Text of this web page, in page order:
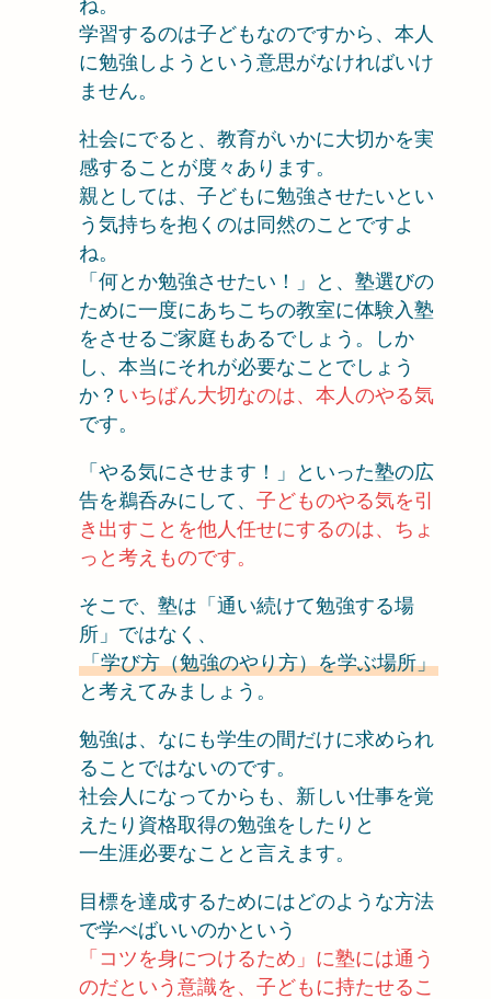
ね。
学習するのは子どもなのですから、本人
に勉強しようという意思がなければいけ
ません。
社会にでると、教育がいかに大切かを実
感することが度々あります。
親としては、子どもに勉強させたいとい
う気持ちを抱くのは同然のことですよ
ね。
「何とか勉強させたい！」と、塾選びの
ために一度にあちこちの教室に体験入塾
をさせるご家庭もあるでしょう。しか
し、本当にそれが必要なことでしょう
か？ いちばん大切なのは、本人のやる気
です。
「やる気にさせます！」といった塾の広
告を鵜呑みにして、 子どものやる気を引
き出すことを他人任せにするのは、ちょ
っと考えものです。
そこで、塾は「通い続けて勉強する場
所」ではなく、
「学び方（勉強のやり方）を学ぶ場所」
と考えてみましょう。
勉強は、なにも学生の間だけに求められ
ることではないのです。
社会人になってからも、新しい仕事を覚
えたり資格取得の勉強をしたりと
一生涯必要なことと言えます。
目標を達成するためにはどのような方法
で学べばいいのかという
「コツを身につけるため」に塾には通う
のだという意識を、子どもに持たせるこ